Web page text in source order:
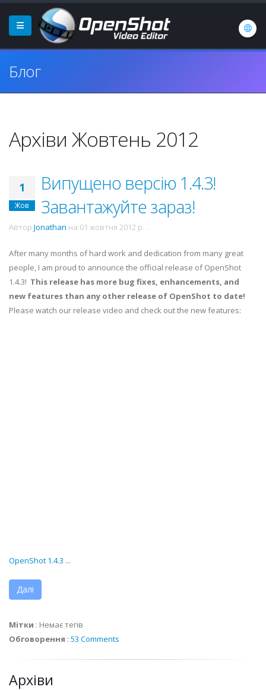
Блог
Архіви Жовтень 2012
1
Жов
Випущено версію 1.4.3!
Завантажуйте зараз!
Автор Jonathan на 01 жовтня 2012 р. .
After many months of hard work and dedication from many great
people, I am proud to announce the official release of OpenShot
1.4.3! This release has more bug fixes, enhancements, and
new features than any other release of OpenShot to date!
Please watch our release video and check out the new features:
OpenShot 1.4.3 ...
Далі
Мітки : Немає тегів
Обговорення : 53 Comments
Архіви